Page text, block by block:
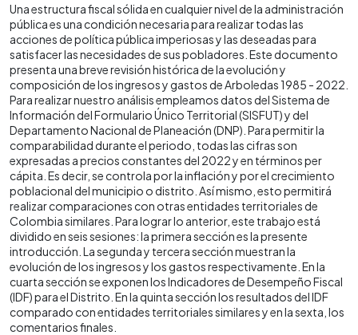
Una estructura fiscal sólida en cualquier nivel de la administración
pública es una condición necesaria para realizar todas las
acciones de política pública imperiosas y las deseadas para
satisfacer las necesidades de sus pobladores. Este documento
presenta una breve revisión histórica de la evolución y
composición de los ingresos y gastos de Arboledas 1985 - 2022.
Para realizar nuestro análisis empleamos datos del Sistema de
Información del Formulario Único Territorial (SISFUT) y del
Departamento Nacional de Planeación (DNP). Para permitir la
comparabilidad durante el periodo, todas las cifras son
expresadas a precios constantes del 2022 y en términos per
cápita. Es decir, se controla por la inflación y por el crecimiento
poblacional del municipio o distrito. Así mismo, esto permitirá
realizar comparaciones con otras entidades territoriales de
Colombia similares. Para lograr lo anterior, este trabajo está
dividido en seis sesiones: la primera sección es la presente
introducción. La segunda y tercera sección muestran la
evolución de los ingresos y los gastos respectivamente. En la
cuarta sección se exponen los Indicadores de Desempeño Fiscal
(IDF) para el Distrito. En la quinta sección los resultados del IDF
comparado con entidades territoriales similares y en la sexta, los
comentarios finales.